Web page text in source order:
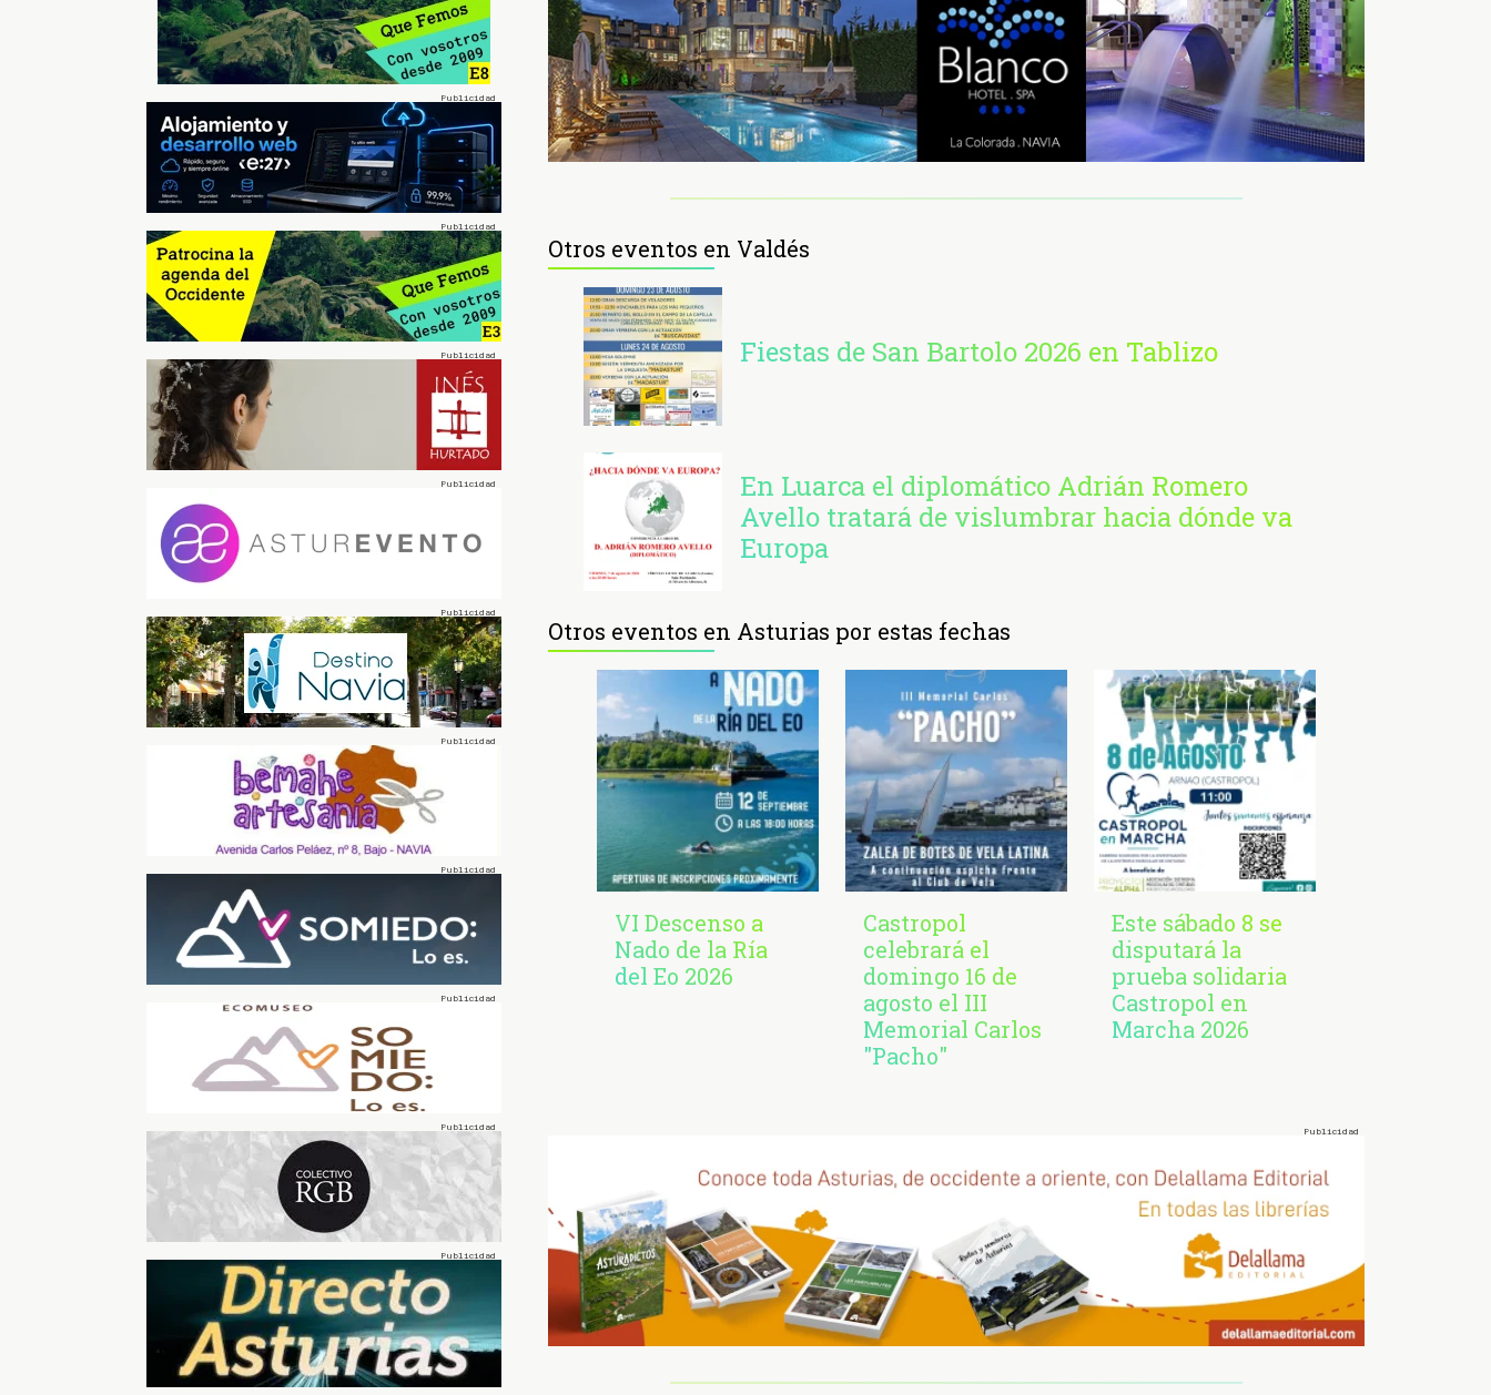
Otros eventos en Valdés
Fiestas de San Bartolo 2026 en Tablizo
En Luarca el diplomático Adrián Romero
Avello tratará de vislumbrar hacia dónde va
Europa
Otros eventos en Asturias por estas fechas
VI Descenso a
Nado de la Ría
del Eo 2026
Castropol
celebrará el
domingo 16 de
agosto el III
Memorial Carlos
"Pacho"
Este sábado 8 se
disputará la
prueba solidaria
Castropol en
Marcha 2026